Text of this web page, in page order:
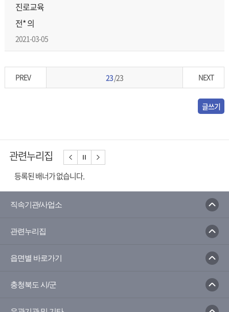
진로교육
전* 의
2021-03-05
PREV 23/23 NEXT
글쓰기
관련누리집
등록된 배너가 없습니다.
직속기관/사업소
관련누리집
읍면별 바로가기
충청북도 시/군